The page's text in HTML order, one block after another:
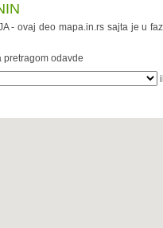
- ovaj deo mapa.in.rs sajta je u
pretragom odavde